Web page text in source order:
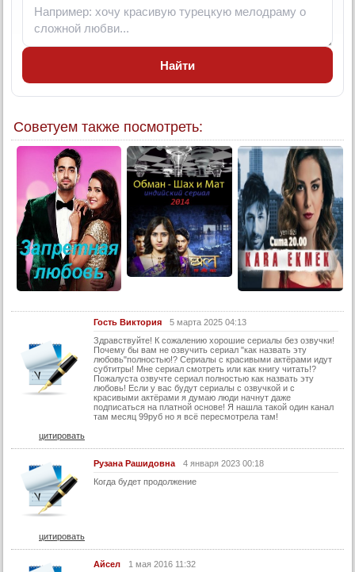
20 серия
21 серия
23 серия
27 серия
28 серия
29 серия
30 серия
31 серия
32 серия
33 серия
35 серия
36 серия
39 серия
40 серия
41 серия
42 серия
43 серия
Найти
Советуем также посмотреть:
Гость Виктория
5 марта 2025 04:13
Здравствуйте! К сожалению хорошие сериалы без озвучки!
Почему бы вам не озвучить сериал "как назвать эту
любовь"полностью!? Сериалы с красивыми актёрами идут
субтитры! Мне сериал смотреть или как книгу читать!?
Пожалуста озвучте сериал полностью как назвать эту
любовь! Если у вас будут сериалы с озвучкой и с
красивыми актёрами я думаю люди начнут даже
подписаться на платной основе! Я нашла такой один канал
там месяц 99руб но я всё пересмотрела там!
цитировать
Рузана Рашидовна
4 января 2023 00:18
Когда будет продолжение
цитировать
Айсел
1 мая 2016 11:32